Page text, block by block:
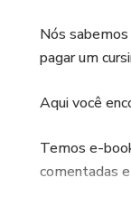
Nós
pagar um
Aqui você
Temos e-
comentadas